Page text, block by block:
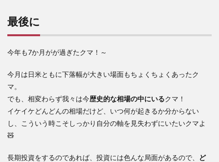
最後に
今年も7か月がが過ぎたクマ！～
今月は日米ともに下落幅が大きい場面もちょくちょくあったク
マ。
でも、相変わらず我々は今歴史的な相場の中にいるクマ！
イケイケどんどんの相場だけど、いつ何が起きるか分からない
し、こういう時こそしっかり自分の軸を見失わずにいたいクマよ
🧸
長期投資をするのであれば、投資には色んな局面があるので、
ど